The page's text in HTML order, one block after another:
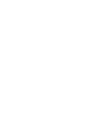
boda